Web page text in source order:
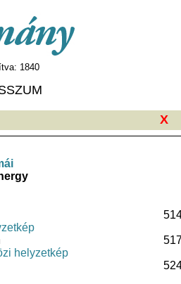
1840
X
helyzetkép